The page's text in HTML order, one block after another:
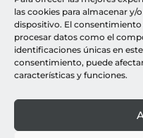
las cookies para almacenar
dispositivo. El
procesar datos como el
identificaciones únicas en
consentimiento, puede
características y funciones.